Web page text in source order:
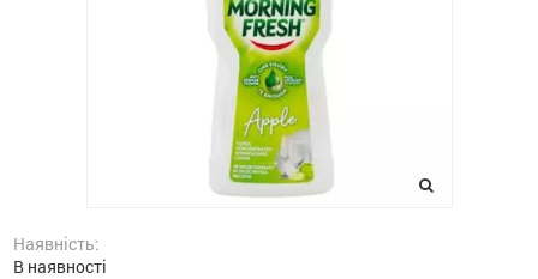
Наявність:
В наявності